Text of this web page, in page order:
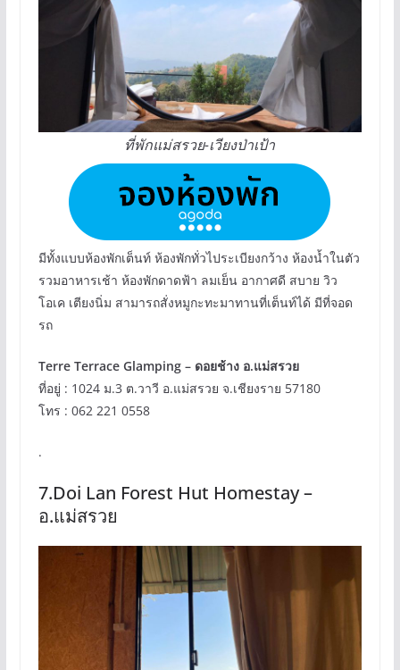
ที่พักแม่สรวย-เวียงป่าเป้า
มีทั้งแบบห้องพักเต็นท์ ห้องพักทั่วไประเบียงกว้าง ห้องน้ำในตัว
รวมอาหารเช้า ห้องพักดาดฟ้า ลมเย็น อากาศดี สบาย วิว
โอเค เตียงนิ่ม สามารถสั่งหมูกะทะมาทานที่เต็นท์ได้ มีที่จอด
รถ
Terre Terrace Glamping – ดอยช้าง อ.แม่สรวย
ที่อยู่ : 1024 ม.3 ต.วาวี อ.แม่สรวย จ.เชียงราย 57180
โทร : 062 221 0558
.
7.Doi Lan Forest Hut Homestay –
อ.แม่สรวย